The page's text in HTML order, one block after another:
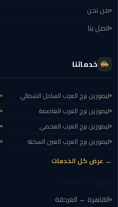
زايد
ليموزين
ليموزين
كفر
ليموزين
من نحن
اتصل بنا
خدماتنا
ليموزين برج العرب الساحل الشمالي
ليموزين برج العرب العاصمة
ليموزين برج العرب العجمي
ليموزين برج العرب العين السخنة
← عرض كل الخدمات
القاهرة ← الغردقة